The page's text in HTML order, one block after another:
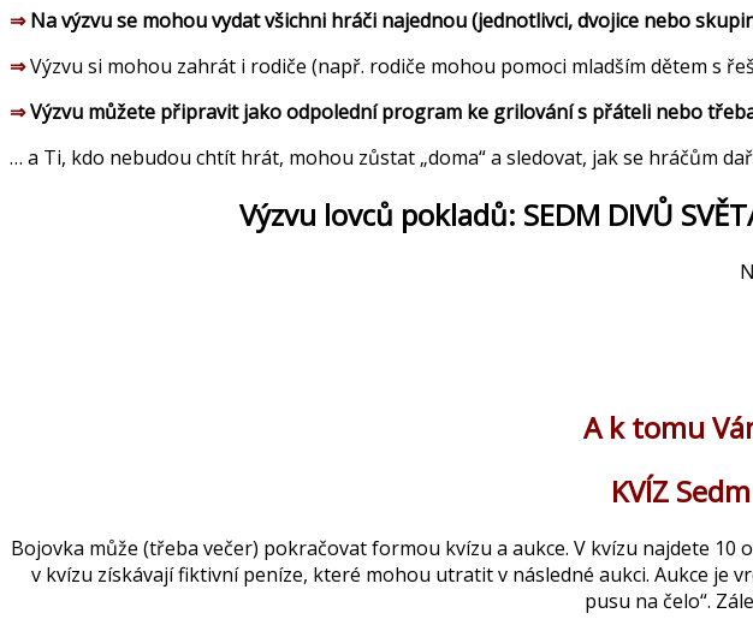
⇒ Na výzvu se mohou vydat všichni hráči najednou (jednotlivci, dvojice nebo
⇒Výzvu si mohou zahrát i rodiče (např. rodiče mohou pomoci mladším dětem s
⇒Výzvu můžete připravit jako odpolední program ke grilování s přáteli nebo
… a Ti, kdo nebudou chtít hrát, mohou zůstat „doma“ a sledovat, jak se hráčům
Výzvu lovců pokladů: SEDM DIVŮ
A k tomu
KVÍZ
Bojovka může (třeba večer) pokračovat formou kvízu a aukce. V kvízu najdete
v kvízu získávají fiktivní peníze, které mohou utratit v následné aukci. Aukce je
pusu na čelo“.